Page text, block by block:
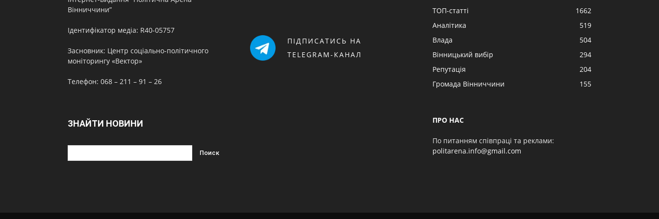
Вінниччини”
Ідентифікатор медіа: R40-05757
Засновник: Центр соціально-політичного
моніторингу «Вектор»
Телефон: 068 – 211 – 91 – 26
ЗНАЙТИ НОВИНИ
ПІДПИСАТИСЬ НА
TELEGRAM-КАНАЛ
ТОП-статті
1662
Аналітика
519
Влада
504
Вінницький вибір
294
Репутація
204
Громада Вінниччини
155
ПРО НАС
По питанням співпраці та реклами:
politarena.info@gmail.com